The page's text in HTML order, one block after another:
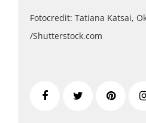
Fotocredit: Tatiana Katsai,
/Shutterstock.com